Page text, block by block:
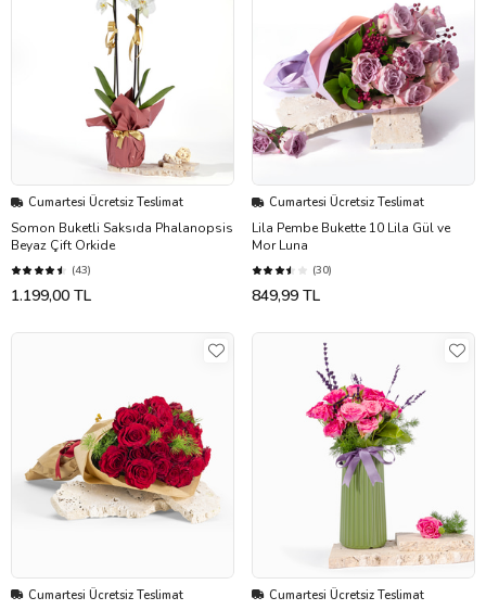
Cumartesi Ücretsiz Teslimat
Somon Buketli Saksıda Phalanopsis
Beyaz Çift Orkide
(43)
1.199,00 TL
Cumartesi Ücretsiz Teslimat
Lila Pembe Bukette 10 Lila Gül ve
Mor Luna
(30)
849,99 TL
Cumartesi Ücretsiz Teslimat Cumartesi Ücretsiz Teslimat